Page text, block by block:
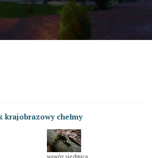
krajobrazowy chełmy
wąwóz siedmica